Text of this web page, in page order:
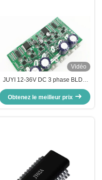
Vidéo
JUYI 12-36V DC 3 phase BLDC
pilote de moteur pour fauteuil
roulant / régulateur de moteur de
skateboard électrique 15ABoard
Obtenez le meilleur prix